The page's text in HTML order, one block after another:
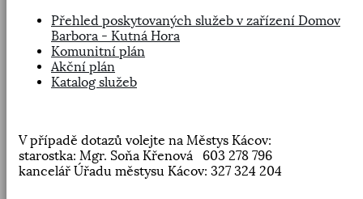
Přehled poskytovaných služeb v zařízení Domov
Barbora - Kutná Hora
Komunitní plán
Akční plán
Katalog služeb
V případě dotazů volejte na Městys Kácov:
starostka: Mgr. Soňa Křenová 603 278 796
kancelář Úřadu městysu Kácov: 327 324 204